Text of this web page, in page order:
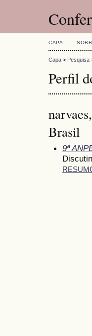
CAPA
Capa > Pesquisa
Perfil
Brasil
9ª